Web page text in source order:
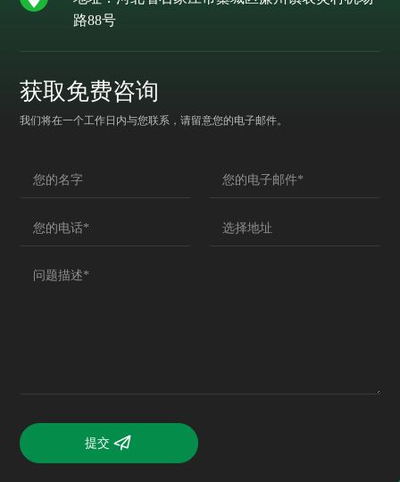
路88号
获取免费咨询
我们将在一个工作日内与您联系，请留意您的电子邮件。
提交